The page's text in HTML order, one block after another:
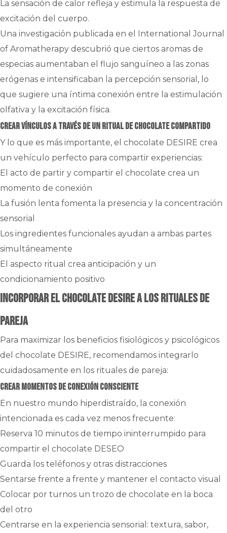
La sensación de calor refleja y estimula la respuesta de
excitación del cuerpo.
Una investigación publicada en el International Journal
of Aromatherapy descubrió que ciertos aromas de
especias aumentaban el flujo sanguíneo a las zonas
erógenas e intensificaban la percepción sensorial, lo
que sugiere una íntima conexión entre la estimulación
olfativa y la excitación física.
Crear vínculos a través de un ritual de chocolate compartido
Y lo que es más importante, el chocolate DESIRE crea
un vehículo perfecto para compartir experiencias:
El acto de partir y compartir el chocolate crea un
momento de conexión
La fusión lenta fomenta la presencia y la concentración
sensorial
Los ingredientes funcionales ayudan a ambas partes
simultáneamente
El aspecto ritual crea anticipación y un
condicionamiento positivo
Incorporar el chocolate DESIRE a los rituales de
pareja
Para maximizar los beneficios fisiológicos y psicológicos
del chocolate DESIRE, recomendamos integrarlo
cuidadosamente en los rituales de pareja:
Crear momentos de conexión consciente
En nuestro mundo hiperdistraído, la conexión
intencionada es cada vez menos frecuente:
Reserva 10 minutos de tiempo ininterrumpido para
compartir el chocolate DESEO
Guarda los teléfonos y otras distracciones
Sentarse frente a frente y mantener el contacto visual
Colocar por turnos un trozo de chocolate en la boca
del otro
Centrarse en la experiencia sensorial: textura, sabor,